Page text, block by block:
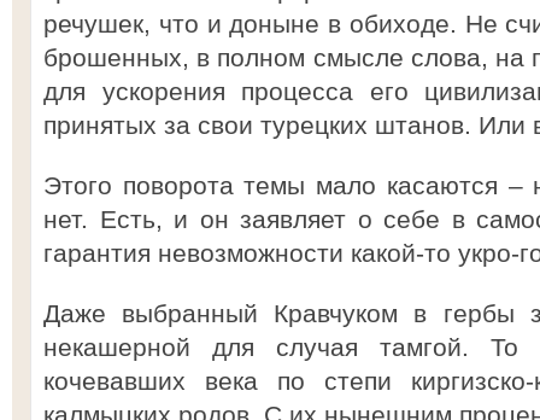
речушек, что и доныне в обиходе. Не
брошенных, в полном смысле слова,
для ускорения процесса его
принятых за свои турецких штанов. Или
Этого поворота темы мало касаются –
нет. Есть, и он заявляет о себе в
гарантия невозможности какой-то укро-
Даже выбранный Кравчуком в гербы
некашерной для случая тамгой. То
кочевавших века по степи киргизско-